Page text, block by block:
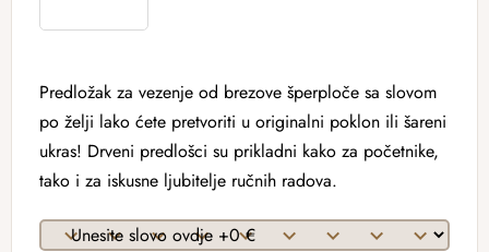
Predložak za vezenje od brezove šperploče sa slovom
po želji lako ćete pretvoriti u originalni poklon ili šareni
ukras! Drveni predlošci su prikladni kako za početnike,
tako i za iskusne ljubitelje ručnih radova.